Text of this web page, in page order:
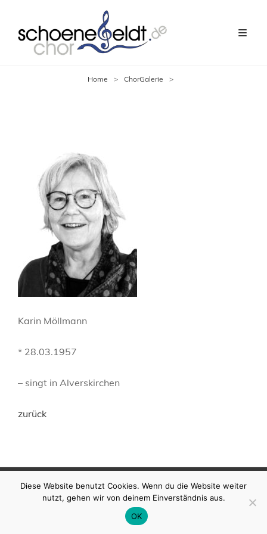
Home > ChorGalerie >
Karin Möllmann
* 28.03.1957
– singt in Alverskirchen
zurück
COPYRIGHT © 2026SCHOENEFELDT | MY MUSIC
BAND BY CATCH THEMES
Diese Website benutzt Cookies. Wenn du die Website weiter
nutzt, gehen wir von deinem Einverständnis aus.
OK